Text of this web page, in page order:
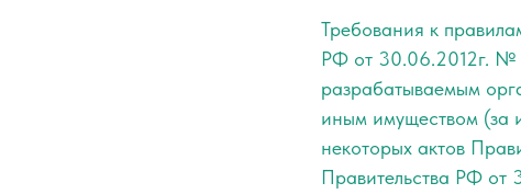
Требования к
РФ от 30.06.2012г. №
разрабатываемым
иным имуществом (за
некоторых актов
Правительства РФ